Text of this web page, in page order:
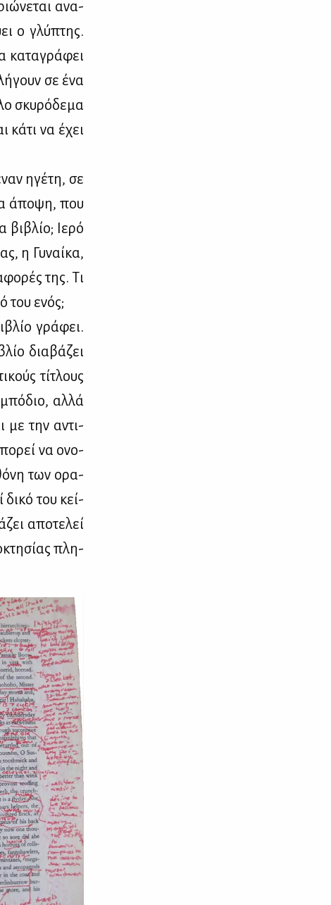
ανα­
ο γλύ­πτης.
κα­τα­γρά­φει
σε ένα
σκυ­ρό­δε­μα
να έχει
ηγέ­τη, σε
άπο­ψη, που
βι­βλίο; Ιε­ρό
η Γυ­ναί­κα,
της. Τι
του ενός;
γρά­φει.
δια­βά­ζει
τί­τλους
αλ­λά
με την αντι­
να ονο­
των ορα­
δι­κό του κεί­
απο­τε­λεί
πλη­